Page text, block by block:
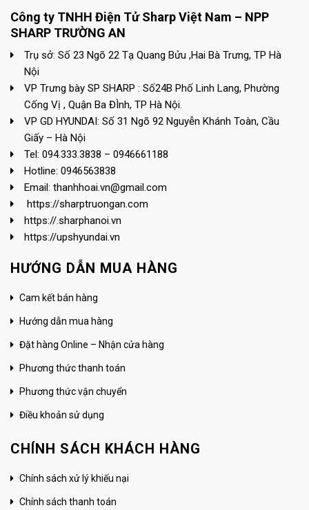
Công ty TNHH Điện Tử Sharp Việt Nam – NPP
SHARP TRƯỜNG AN
Trụ sở: Số 23 Ngõ 22 Tạ Quang Bửu ,Hai Bà Trưng, TP Hà
Nội
VP Trưng bày SP SHARP : Số24B Phố Linh Lang, Phường
Cống Vị , Quận Ba ĐÌnh, TP Hà Nội.
VP GD HYUNDAI: Số 31 Ngõ 92 Nguyễn Khánh Toàn, Cầu
Giấy – Hà Nội
Tel: 094.333.3838 – 0946661188
Hotline: 0946563838
Email: thanhhoai.vn@gmail.com
https://sharptruongan.com
https://.sharphanoi.vn
https://upshyundai.vn
HƯỚNG DẪN MUA HÀNG
Cam kết bán hàng
Hướng dẫn mua hàng
Đặt hàng Online – Nhận cửa hàng
Phương thức thanh toán
Phương thức vận chuyển
Điều khoản sử dụng
CHÍNH SÁCH KHÁCH HÀNG
Chính sách xử lý khiếu nại
Chính sách thanh toán